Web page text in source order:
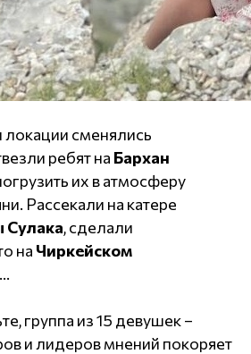
сменялись
ребят на Бархан
их в атмосферу
Рассекали на катере
Сулака, сделали
на Чиркейском
…
группа из 15 девушек –
и лидеров мнений покоряет